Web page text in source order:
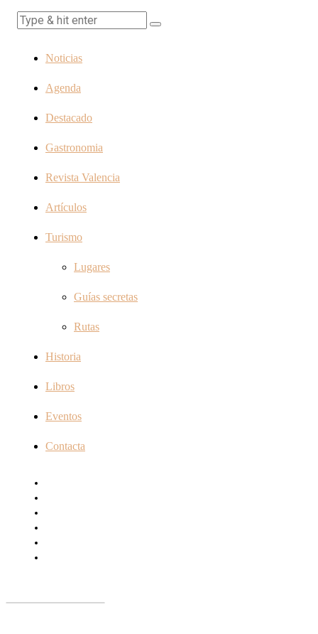
Noticias
Agenda
Destacado
Gastronomia
Revista Valencia
Artículos
Turismo
Lugares
Guías secretas
Rutas
Historia
Libros
Eventos
Contacta